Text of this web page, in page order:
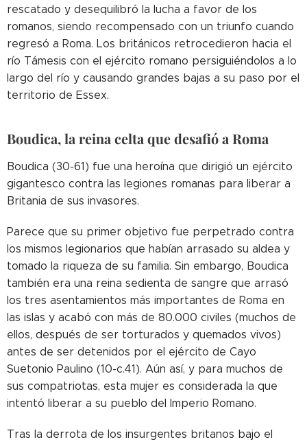
rescatado y desequilibró la lucha a favor de los
romanos, siendo recompensado con un triunfo cuando
regresó a Roma. Los británicos retrocedieron hacia el
río Támesis con el ejército romano persiguiéndolos a lo
largo del río y causando grandes bajas a su paso por el
territorio de Essex.
Boudica, la reina celta que desafió a Roma
Boudica (30-61) fue una heroína que dirigió un ejército
gigantesco contra las legiones romanas para liberar a
Britania de sus invasores.
Parece que su primer objetivo fue perpetrado contra
los mismos legionarios que habían arrasado su aldea y
tomado la riqueza de su familia. Sin embargo, Boudica
también era una reina sedienta de sangre que arrasó
los tres asentamientos más importantes de Roma en
las islas y acabó con más de 80.000 civiles (muchos de
ellos, después de ser torturados y quemados vivos)
antes de ser detenidos por el ejército de Cayo
Suetonio Paulino (10-c.41). Aún así, y para muchos de
sus compatriotas, esta mujer es considerada la que
intentó liberar a su pueblo del Imperio Romano.
Tras la derrota de los insurgentes britanos bajo el